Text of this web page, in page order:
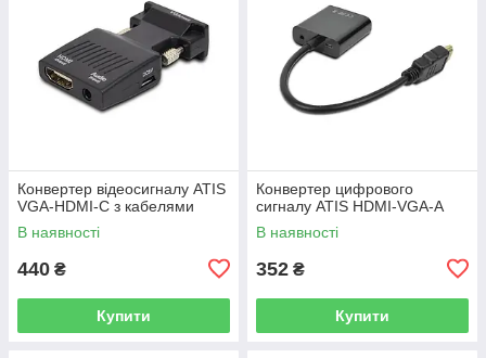
Конвертер відеосигналу ATIS
VGA-HDMI-C з кабелями
В наявності
440 ₴
Купити
Конвертер цифрового
сигналу ATIS HDMI-VGA-A
В наявності
352 ₴
Купити